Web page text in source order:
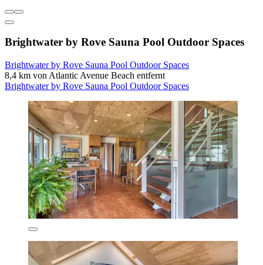
Brightwater by Rove Sauna Pool Outdoor Spaces
Brightwater by Rove Sauna Pool Outdoor Spaces
8,4 km von Atlantic Avenue Beach entfernt
Brightwater by Rove Sauna Pool Outdoor Spaces